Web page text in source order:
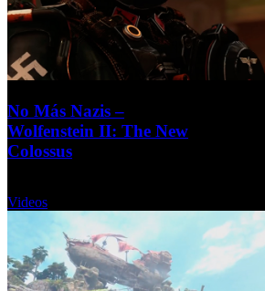
No Más Nazis –
Wolfenstein II: The New
Colossus
Videos